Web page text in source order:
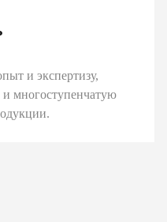
и экспертизу,
и многоступенчатую